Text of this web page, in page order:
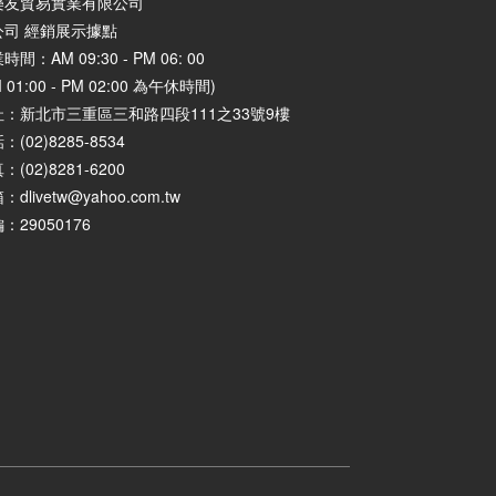
司 經銷展示據點
時間：AM 09:30 - PM 06: 00
01:00 - PM 02:00 為午休時間)
新北市三重區三和路四段111之33號9樓
：(02)8285-8534
：(02)8281-6200
：dlivetw@yahoo.com.tw
：29050176